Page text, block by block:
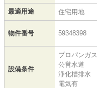
最適用途 住宅用地
物件番号 59348398
設備条件
プロパンガス
公営水道
浄化槽排水
電気有